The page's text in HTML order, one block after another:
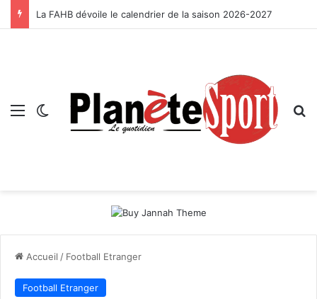
La FAHB dévoile le calendrier de la saison 2026-2027
Menu Switch skin
Accueil / Football Etranger
Football Etranger